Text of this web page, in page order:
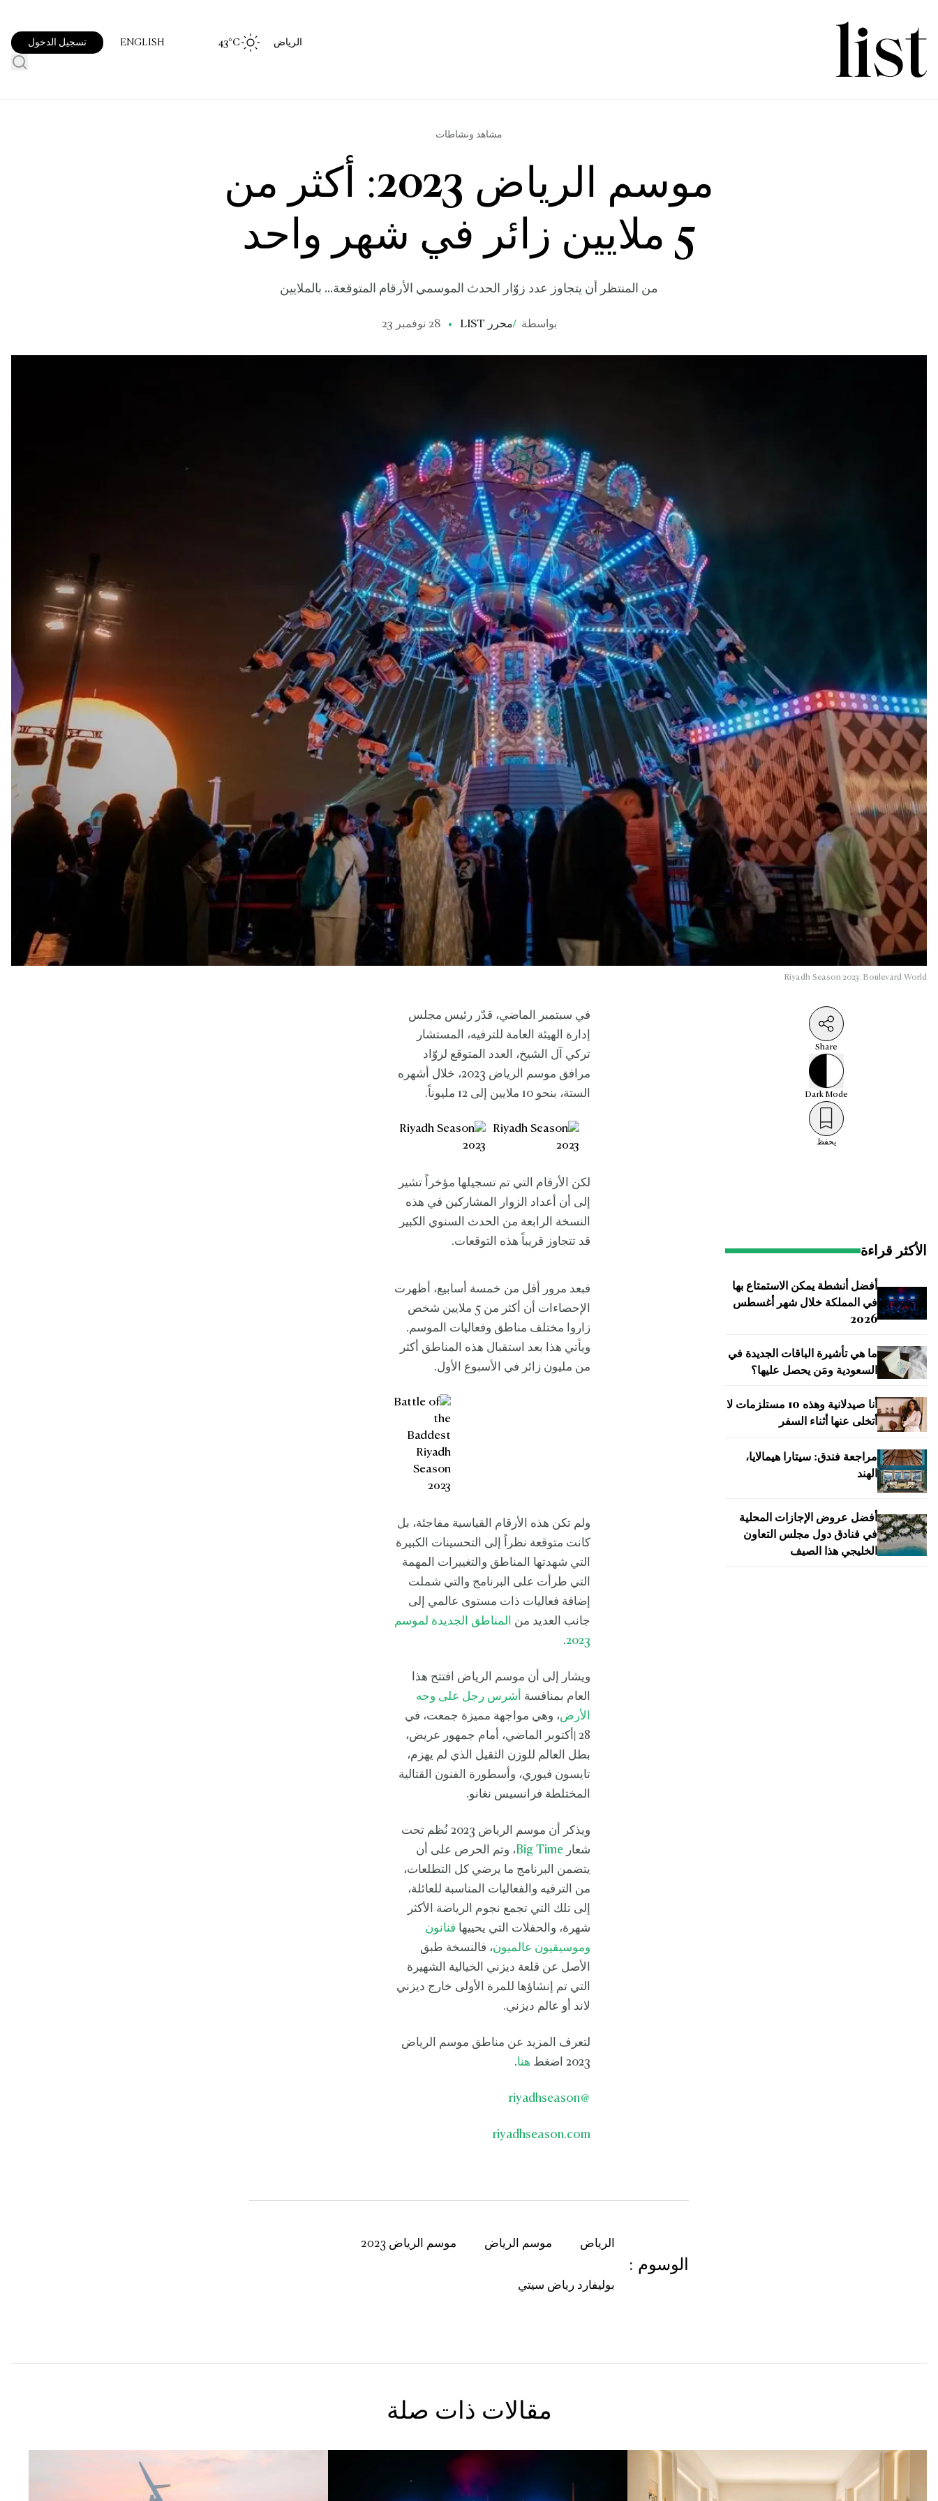
الرياض 43 °C
ENGLISH تسجيل الدخول
مشاهد ونشاطات
موسم الرياض 2023: أكثر من
5 ملايين زائر في شهر واحد
من المنتظر أن يتجاوز عدد زوّار الحدث الموسمي الأرقام المتوقعة... بالملايين
بواسطة /محرر LIST 28 نوفمبر 23
Riyadh Season 2023: Boulevard World
Share
DarkMode
يحفظ
الأكثر قراءة
أفضل أنشطة يمكن الاستمتاع بها
في المملكة خلال شهر أغسطس
2026
ما هي تأشيرة الباقات الجديدة في
السعودية ومَن يحصل عليها؟
أنا صيدلانية وهذه 10 مستلزمات لا
أتخلى عنها أثناء السفر
مراجعة فندق: سيتارا هيمالايا،
الهند
أفضل عروض الإجازات المحلية
في فنادق دول مجلس التعاون
الخليجي هذا الصيف
في سبتمبر الماضي، قدّر رئيس مجلس
إدارة الهيئة العامة للترفيه، المستشار
تركي آل الشيخ، العدد المتوقع لروّاد
مرافق موسم الرياض 2023، خلال أشهره
الستة، بنحو 10 ملايين إلى 12 مليوناً.
لكن الأرقام التي تم تسجيلها مؤخراً تشير
إلى أن أعداد الزوار المشاركين في هذه
النسخة الرابعة من الحدث السنوي الكبير
قد تتجاوز قريباً هذه التوقعات.
فبعد مرور أقل من خمسة أسابيع، أظهرت
الإحصاءات أن أكثر من 5 ملايين شخص
زاروا مختلف مناطق وفعاليات الموسم.
ويأتي هذا بعد استقبال هذه المناطق أكثر
من مليون زائر في الأسبوع الأول.
ولم تكن هذه الأرقام القياسية مفاجئة، بل
كانت متوقعة نظراً إلى التحسينات الكبيرة
التي شهدتها المناطق والتغييرات المهمة
التي طرأت على البرنامج والتي شملت
إضافة فعاليات ذات مستوى عالمي إلى
جانب العديد من المناطق الجديدة لموسم
2023
.
ويشار إلى أن موسم الرياض افتتح هذا
العام بمنافسة أشرس رجل على وجه
الأرض، وهي مواجهة مميزة جمعت، في
28 |أكتوبر الماضي، أمام جمهور عريض،
بطل العالم للوزن الثقيل الذي لم يهزم،
تايسون فيوري، وأسطورة الفنون القتالية
المختلطة فرانسيس نغانو.
ويذكر أن موسم الرياض 2023 نُظم تحت
شعارBig Time، وتم الحرص على أن
يتضمن البرنامج ما يرضي كل التطلعات،
من الترفيه والفعاليات المناسبة للعائلة،
إلى تلك التي تجمع نجوم الرياضة الأكثر
شهرة، والحفلات التي يحييها فنانون
وموسيقيون عالميون، فالنسخة طبق
الأصل عن قلعة ديزني الخيالية الشهيرة
التي تم إنشاؤها للمرة الأولى خارج ديزني
لاند أو عالم ديزني.
لتعرف المزيد عن مناطق موسم الرياض
2023 اضغط
هنا.
@riyadhseason
riyadhseason.com
الوسوم :
الرياض موسم الرياض موسم الرياض 2023
بوليفارد رياض سيتي
مقالات ذات صلة